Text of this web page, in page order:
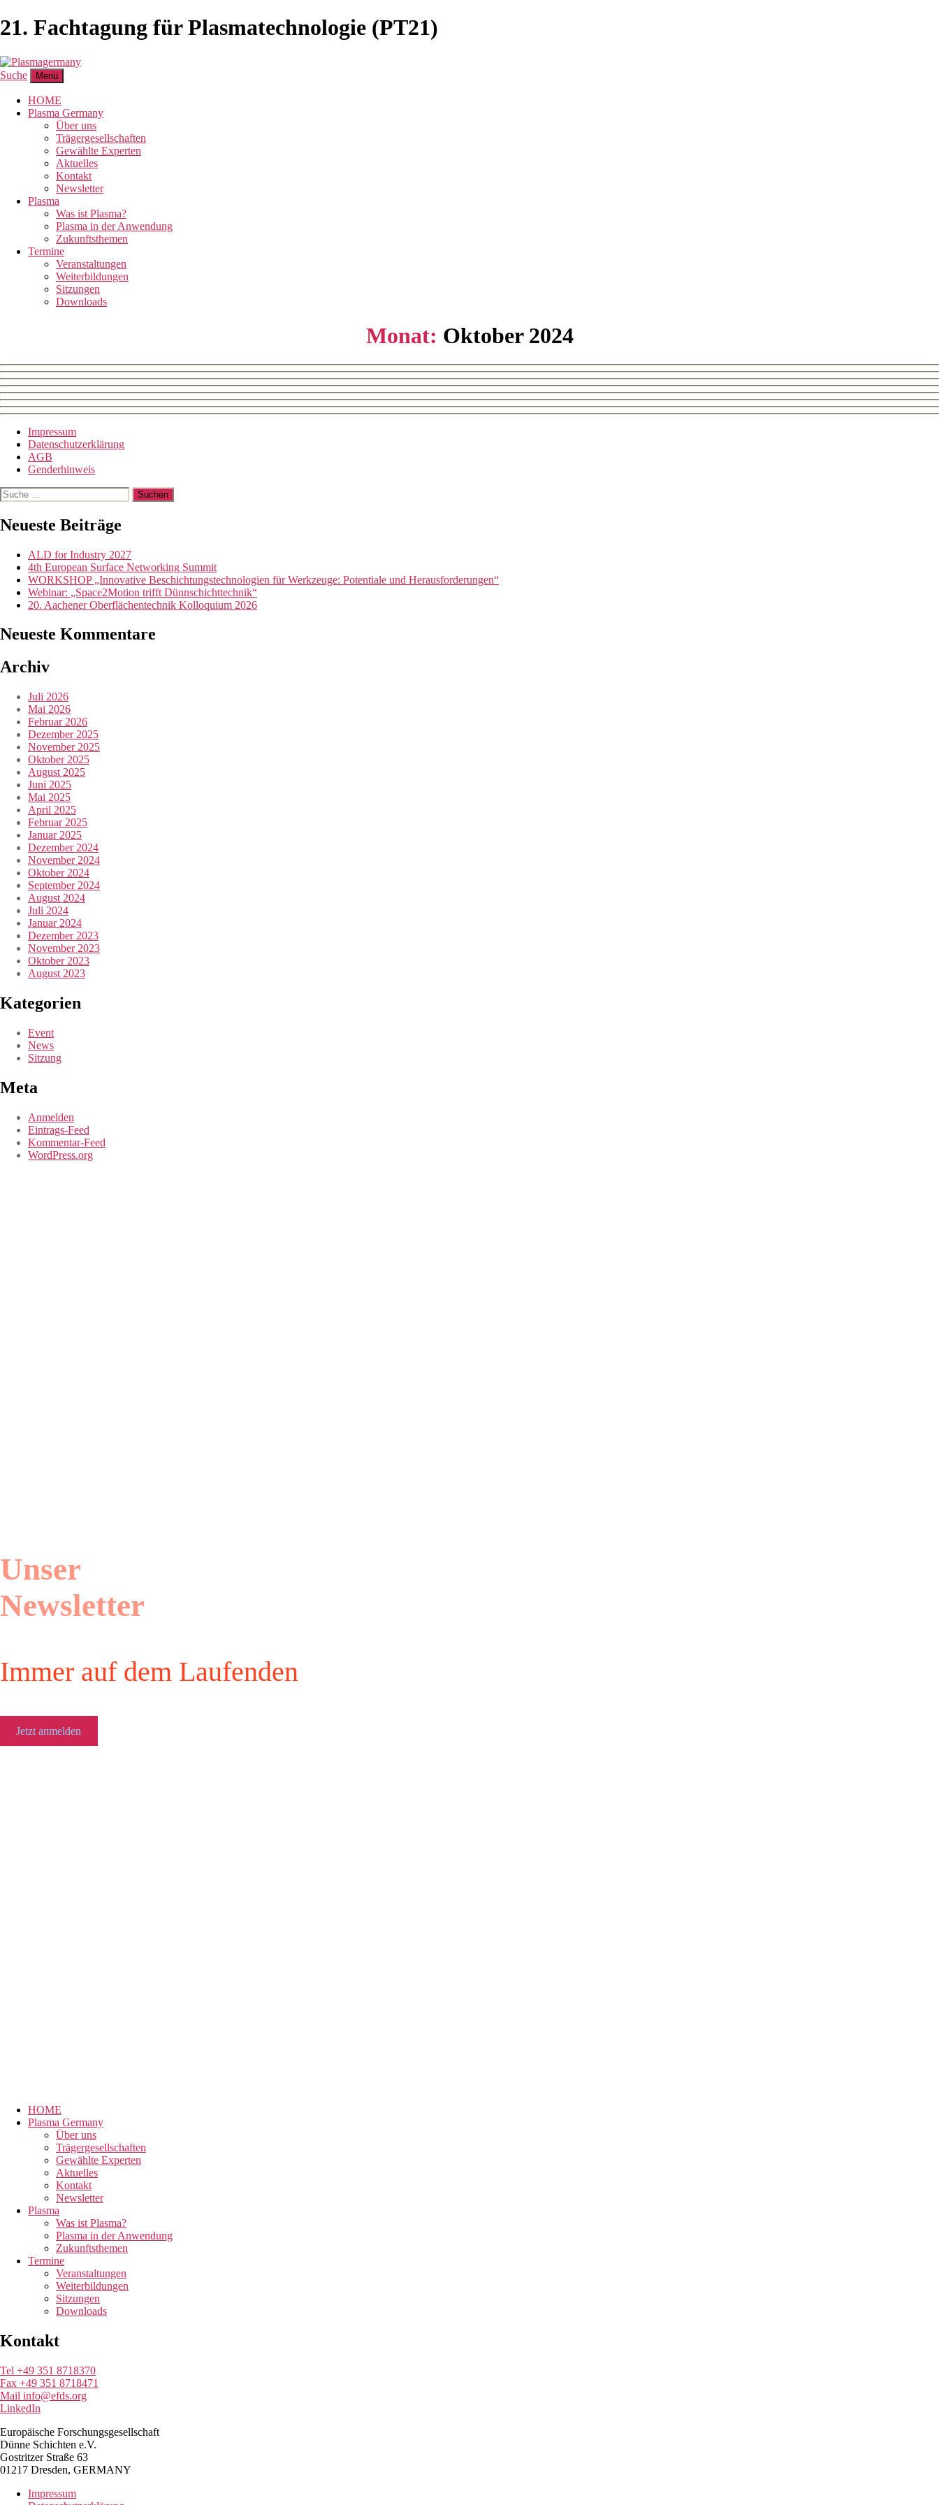
21. Fachtagung für Plasmatechnologie (PT21)
Suche Menü
HOME
Plasma Germany
Über uns
Trägergesellschaften
Gewählte Experten
Aktuelles
Kontakt
Newsletter
Plasma
Was ist Plasma?
Plasma in der Anwendung
Zukunftsthemen
Termine
Veranstaltungen
Weiterbildungen
Sitzungen
Downloads
Monat: Oktober 2024
Impressum
Datenschutzerklärung
AGB
Genderhinweis
Suche
nach:
Neueste Beiträge
ALD for Industry 2027
4th European Surface Networking Summit
WORKSHOP „Innovative Beschichtungstechnologien für Werkzeuge: Potentiale und Herausforderungen“
Webinar: „Space2Motion trifft Dünnschichttechnik“
20. Aachener Oberflächentechnik Kolloquium 2026
Neueste Kommentare
Archiv
Juli 2026
Mai 2026
Februar 2026
Dezember 2025
November 2025
Oktober 2025
August 2025
Juni 2025
Mai 2025
April 2025
Februar 2025
Januar 2025
Dezember 2024
November 2024
Oktober 2024
September 2024
August 2024
Juli 2024
Januar 2024
Dezember 2023
November 2023
Oktober 2023
August 2023
Kategorien
Event
News
Sitzung
Meta
Anmelden
Eintrags-Feed
Kommentar-Feed
WordPress.org
Unser
Newsletter
Immer auf dem Laufenden
Jetzt anmelden
HOME
Plasma Germany
Über uns
Trägergesellschaften
Gewählte Experten
Aktuelles
Kontakt
Newsletter
Plasma
Was ist Plasma?
Plasma in der Anwendung
Zukunftsthemen
Termine
Veranstaltungen
Weiterbildungen
Sitzungen
Downloads
Kontakt
Tel +49 351 8718370
Fax +49 351 8718471
Mail info@efds.org
LinkedIn
Europäische Forschungsgesellschaft
Dünne Schichten e.V.
Gostritzer Straße 63
01217 Dresden, GERMANY
Impressum